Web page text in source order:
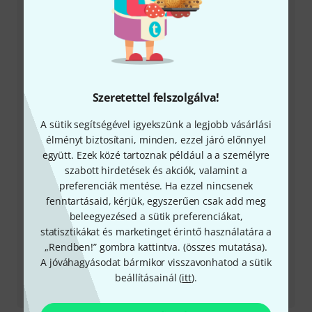
Szeretettel felszolgálva!
A sütik segítségével igyekszünk a legjobb vásárlási
élményt biztosítani, minden, ezzel járó előnnyel
együtt. Ezek közé tartoznak például a a személyre
szabott hirdetések és akciók, valamint a
preferenciák mentése. Ha ezzel nincsenek
fenntartásaid, kérjük, egyszerűen csak add meg
beleegyezésed a sütik preferenciákat,
statisztikákat és marketinget érintő használatára a
„Rendben!” gombra kattintva. (összes mutatása).
A jóváhagyásodat bármikor visszavonhatod a sütik
beállításainál (itt).
+49-9546-9223-531
Ügyfélszolgálatunk minden kérdés és észrevétel esetén
örömmel áll rendelkezésedre
Készítsd elő ügyfélszámodat
Nyitvatartási idő (CEST - Közép-európai
nyári időszámítás)
Visszahívást kérek
Még több elérhetőség
Termék visszaküldése
Minden kapcsolattartó